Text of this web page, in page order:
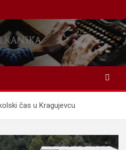
čas u Kragujevcu